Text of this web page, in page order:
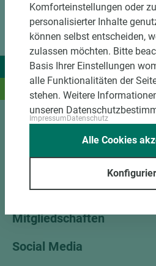
Wir liefern Ideen.
Und das passende Holz dazu.
Kundenservice
Unternehmen
Mitgliedschaften
Social Media
Komforteinstellungen oder
personalisierter Inhalte
können selbst entscheiden,
zulassen möchten. Bitte
Basis Ihrer Einstellungen
alle Funktionalitäten der
stehen. Weitere
unseren
ImpressumDatenschutz
Alle Cookies